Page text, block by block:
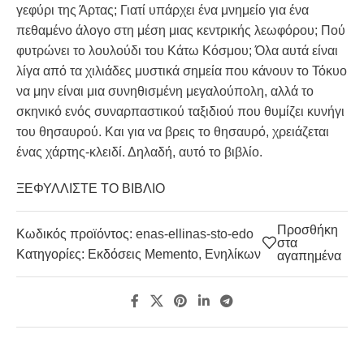
γεφύρι της Άρτας; Γιατί υπάρχει ένα μνημείο για ένα
πεθαμένο άλογο στη μέση μιας κεντρικής λεωφόρου; Πού
φυτρώνει το λουλούδι του Κάτω Κόσμου; Όλα αυτά είναι
λίγα από τα χιλιάδες μυστικά σημεία που κάνουν το Τόκυο
να μην είναι μια συνηθισμένη μεγαλούπολη, αλλά το
σκηνικό ενός συναρπαστικού ταξιδιού που θυμίζει κυνήγι
του θησαυρού. Και για να βρεις το θησαυρό, χρειάζεται
ένας χάρτης-κλειδί. Δηλαδή, αυτό το βιβλίο.
ΞΕΦΥΛΛΙΣΤΕ ΤΟ ΒΙΒΛΙΟ
Κωδικός προϊόντος: enas-ellinas-sto-edo
Κατηγορίες: Εκδόσεις Memento, Ενηλίκων
Προσθήκη
στα
αγαπημένα